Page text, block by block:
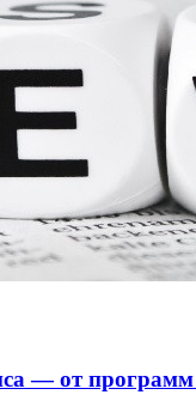
— от программ